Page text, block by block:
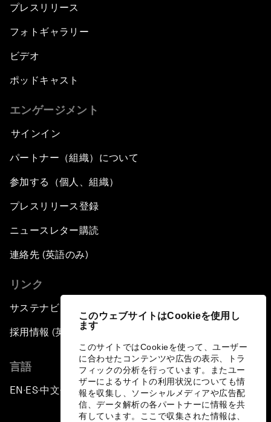
このウェブサイトはCookieを使用し
ます
このサイトではCookieを使って、ユーザー
に合わせたコンテンツや広告の表示、トラ
フィックの分析を行っています。またユー
ザーによるサイトの利用状況についても情
報を収集し、ソーシャルメディアや広告配
信、データ解析の各パートナーに情報を共
有しています。ここで収集された情報は、
プレスリリース
フォトギャラリー
ビデオ
ポッドキャスト
エンゲージメント
サインイン
パートナー（組織）について
参加する（個人、組織）
プレスリリース登録
ニュースレター購読
連絡先 (英語のみ)
リンク
サステナビリティへの取り組み
採用情報 (英語のみ)
言語
EN ▪ES▪中文▪ 日本語